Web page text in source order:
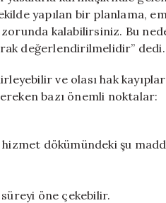
yapılan bir planlama,
kalabilirsiniz. Bu
değerlendirilmelidir” dedi.
ve olası hak
bazı önemli noktalar:
dökümündeki şu
öne çekebilir.